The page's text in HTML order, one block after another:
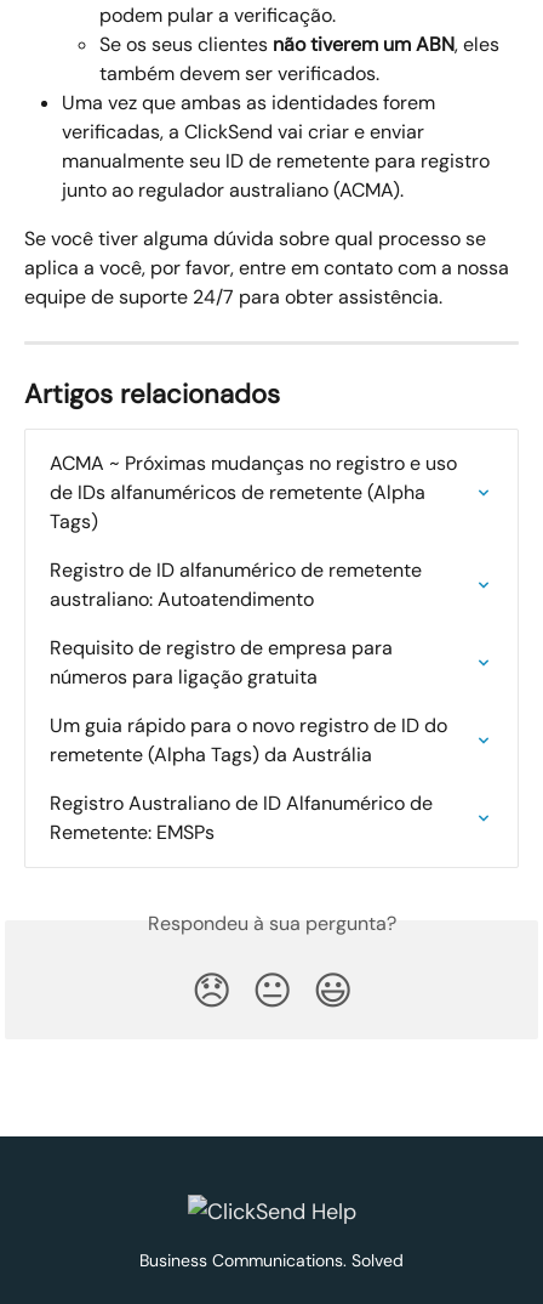
podem pular a verificação.
Se os seus clientes não tiverem um ABN, eles
também devem ser verificados.
Uma vez que ambas as identidades forem
verificadas, a ClickSend vai criar e enviar
manualmente seu ID de remetente para registro
junto ao regulador australiano (ACMA).
Se você tiver alguma dúvida sobre qual processo se
aplica a você, por favor, entre em contato com a nossa
equipe de suporte 24/7 para obter assistência.
Artigos relacionados
ACMA ~ Próximas mudanças no registro e uso
de IDs alfanuméricos de remetente (Alpha
Tags)
Registro de ID alfanumérico de remetente
australiano: Autoatendimento
Requisito de registro de empresa para
números para ligação gratuita
Um guia rápido para o novo registro de ID do
remetente (Alpha Tags) da Austrália
Registro Australiano de ID Alfanumérico de
Remetente: EMSPs
Respondeu à sua pergunta?
😞 😐 😃
Business Communications. Solved